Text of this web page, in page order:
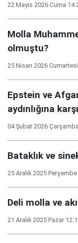
22 Mayıs 2026 Cuma
Molla
olmuştu?
25 Nisan 2026
Epstein ve
aydınlığına karşı
04 Şubat 2026
Bataklık ve
25 Aralık 2025
Deli molla ve
21 Aralık 2025 Pazar